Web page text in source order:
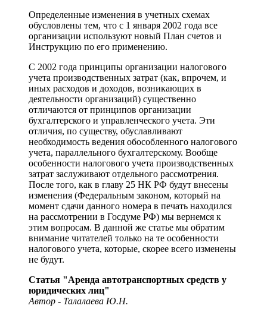
Определенные изменения в учетных схемах
обусловлены тем, что с 1 января 2002 года все
организации используют новый План счетов и
Инструкцию по его применению.
С 2002 года принципы организации налогового
учета производственных затрат (как, впрочем, и
иных расходов и доходов, возникающих в
деятельности организаций) существенно
отличаются от принципов организации
бухгалтерского и управленческого учета. Эти
отличия, по существу, обуславливают
необходимость ведения обособленного налогового
учета, параллельного бухгалтерскому. Вообще
особенности налогового учета производственных
затрат заслуживают отдельного рассмотрения.
После того, как в главу 25 НК РФ будут внесены
изменения (Федеральным законом, который на
момент сдачи данного номера в печать находился
на рассмотрении в Госдуме РФ) мы вернемся к
этим вопросам. В данной же статье мы обратим
внимание читателей только на те особенности
налогового учета, которые, скорее всего изменены
не будут.
Статья "Аренда автотранспортных средств у
юридических лиц"
Автор - Талалаева Ю.Н.